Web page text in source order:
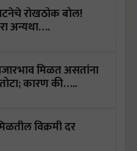
रोखठोक बोल!
अन्यथा….
मिळत असतांना
कारण की…..
विक्रमी दर